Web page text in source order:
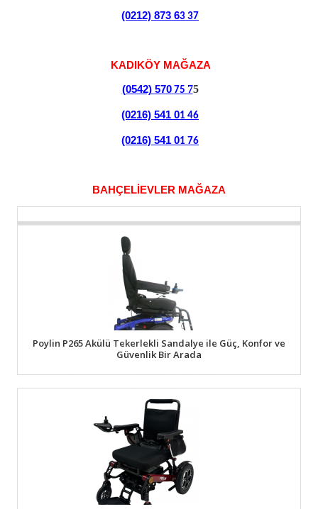
(0212) 873 63 37
KADIKÖY MAĞAZA
(0542) 570 75 75
(0216) 541 01 46
(0216) 541 01 76
BAHÇELİEVLER MAĞAZA
Poylin P265 Akülü Tekerlekli Sandalye ile Güç, Konfor ve
Güvenlik Bir Arada